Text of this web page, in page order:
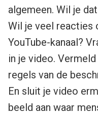
algemeen. Wil je
Wil je veel reacties
YouTube-kanaal?
in je video.
regels van de
En sluit je video
beeld aan waar